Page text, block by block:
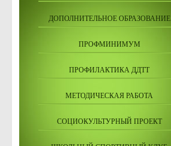
ДОПОЛНИТЕЛЬНОЕ ОБРАЗОВАНИЕ
ПРОФМИНИМУМ
ПРОФИЛАКТИКА ДДТТ
МЕТОДИЧЕСКАЯ РАБОТА
СОЦИОКУЛЬТУРНЫЙ ПРОЕКТ